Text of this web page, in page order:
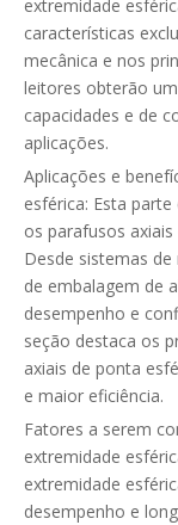
extremidade
características
mecânica e nos
leitores obterão
capacidades e de
aplicações.
Aplicações e
esférica: Esta
os parafusos
Desde sistemas
de embalagem de
desempenho e
seção destaca os
axiais de ponta
e maior eficiência.
Fatores a serem
extremidade
extremidade
desempenho e